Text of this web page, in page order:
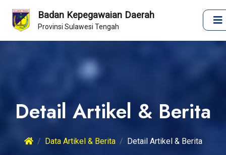
Badan Kepegawaian Daerah
Provinsi Sulawesi Tengah
Detail Artikel & Berita
Data Artikel & Berita Detail Artikel & Berita